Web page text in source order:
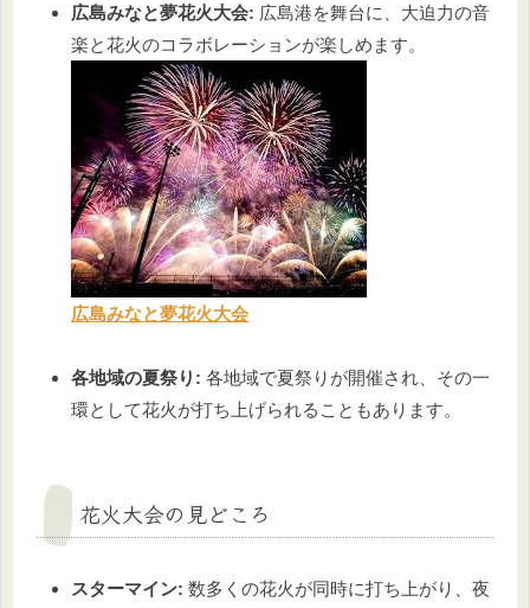
広島みなと夢花火大会: 広島港を舞台に、大迫力の音
楽と花火のコラボレーションが楽しめます。
広島みなと夢花火大会
各地域の夏祭り: 各地域で夏祭りが開催され、その一
環として花火が打ち上げられることもあります。
花火大会の見どころ
スターマイン: 数多くの花火が同時に打ち上がり、夜